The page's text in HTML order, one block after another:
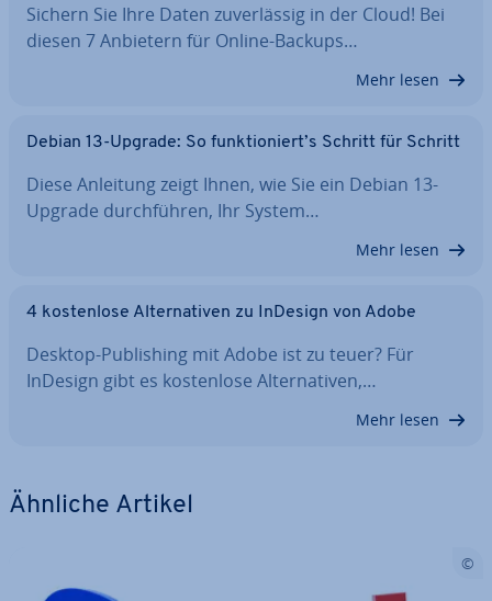
Sichern Sie Ihre Daten zu­ver­läs­sig in der Cloud! Bei
diesen 7 Anbietern für Online-Backups…
Mehr lesen
Debian 13-Upgrade: So funk­tio­niert’s Schritt für Schritt
Diese Anleitung zeigt Ihnen, wie Sie ein Debian 13-
Upgrade durch­füh­ren, Ihr System…
Mehr lesen
4 kos­ten­lo­se Al­ter­na­ti­ven zu InDesign von Adobe
Desktop-Pu­bli­shing mit Adobe ist zu teuer? Für
InDesign gibt es kos­ten­lo­se Al­ter­na­ti­ven,…
Mehr lesen
Ähnliche Artikel